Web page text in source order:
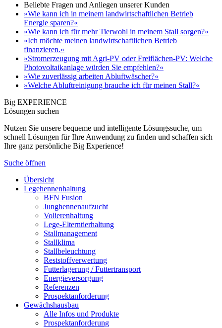
Beliebte Fragen und Anliegen unserer Kunden
»Wie kann ich in meinem landwirtschaftlichen Betrieb
Energie sparen?«
»Wie kann ich für mehr Tierwohl in meinem Stall sorgen?«
»Ich möchte meinen landwirtschaftlichen Betrieb
finanzieren.«
»Stromerzeugung mit Agri-PV oder Freiflächen-PV: Welche
Photovoltaikanlage würden Sie empfehlen?«
»Wie zuverlässig arbeiten Abluftwäscher?«
»Welche Abluftreinigung brauche ich für meinen Stall?«
Big EXPERIENCE
Lösungen suchen
Nutzen Sie unsere bequeme und intelligente Lösungssuche, um
schnell Lösungen für Ihre Anwendung zu finden und schaffen sich
Ihre ganz persönliche Big Experience!
Suche öffnen
Übersicht
Legehennenhaltung
BFN Fusion
Junghennenaufzucht
Volierenhaltung
Lege-Elterntierhaltung
Stallmanagement
Stallklima
Stallbeleuchtung
Reststoffverwertung
Futterlagerung / Futtertransport
Energieversorgung
Referenzen
Prospektanforderung
Gewächshausbau
Alle Infos und Produkte
Prospektanforderung